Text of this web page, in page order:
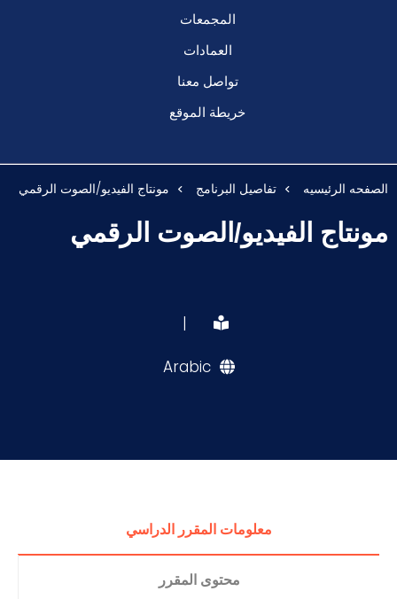
المجمعات
العمادات
تواصل معنا
خريطة الموقع
الصفحه الرئيسيه تفاصيل البرنامج مونتاج الفيديو/الصوت الرقمي
مونتاج الفيديو/الصوت الرقمي
|
Arabic
معلومات المقرر الدراسي
محتوى المقرر